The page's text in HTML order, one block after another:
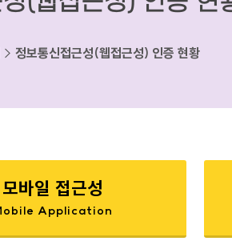
> 정보통신접근성(웹접근성) 인증 현황
모바일 접근성
Application